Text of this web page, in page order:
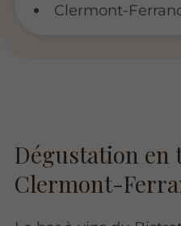
Clermont-
Dégustation en
Clermont-